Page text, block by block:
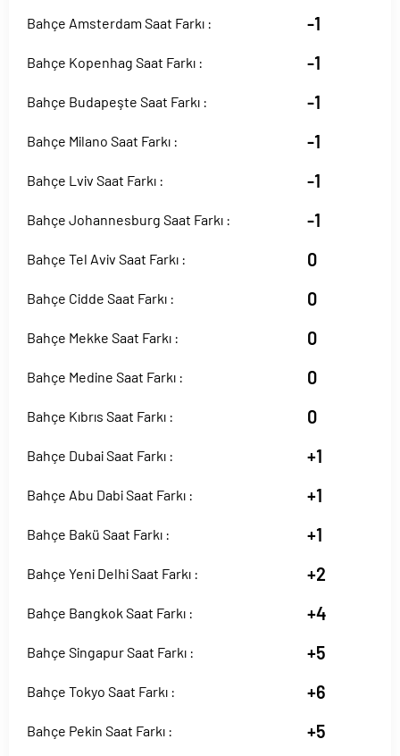
Bahçe Amsterdam Saat Farkı : -1
Bahçe Kopenhag Saat Farkı : -1
Bahçe Budapeşte Saat Farkı : -1
Bahçe Milano Saat Farkı : -1
Bahçe Lviv Saat Farkı : -1
Bahçe Johannesburg Saat Farkı : -1
Bahçe Tel Aviv Saat Farkı : 0
Bahçe Cidde Saat Farkı : 0
Bahçe Mekke Saat Farkı : 0
Bahçe Medine Saat Farkı : 0
Bahçe Kıbrıs Saat Farkı : 0
Bahçe Dubai Saat Farkı : +1
Bahçe Abu Dabi Saat Farkı : +1
Bahçe Bakü Saat Farkı : +1
Bahçe Yeni Delhi Saat Farkı : +2
Bahçe Bangkok Saat Farkı : +4
Bahçe Singapur Saat Farkı : +5
Bahçe Tokyo Saat Farkı : +6
Bahçe Pekin Saat Farkı : +5